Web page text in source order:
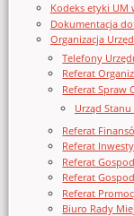
Kodeks etyki UM
Dokumentacja
Organizacja
Telefony
Referat
Referat Spraw
Urząd
Referat
Referat
Referat
Referat
Referat
Biuro Rady